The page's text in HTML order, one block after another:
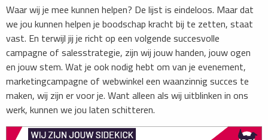
Waar wij je mee kunnen helpen? De lijst is eindeloos. Maar dat
we jou kunnen helpen je boodschap kracht bij te zetten, staat
vast. En terwijl jij je richt op een volgende succesvolle
campagne of salesstrategie, zijn wij jouw handen, jouw ogen
en jouw stem. Wat je ook nodig hebt om van je evenement,
marketingcampagne of webwinkel een waanzinnig succes te
maken, wij zijn er voor je. Want alleen als wij uitblinken in ons
werk, kunnen we jou laten schitteren.